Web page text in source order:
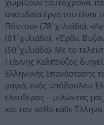
χωρίζουν ταυτόχρονα,
σπουδαία έργα του είναι
Πόντου» (78ηχιλιάδα),
(61 ηχιλιάδα), «Ἐρᾶν.
(50ήχιλιάδα). Με το
Γιάννης Καλπούζος
Ελληνικής Επανάστασης
ραγιά, ενός υπόδουλου
ελεύθερος – μιλώντας
και τον πόθο κάθε